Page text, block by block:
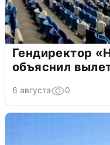
Гендиректор
объяснил
6 августа 0